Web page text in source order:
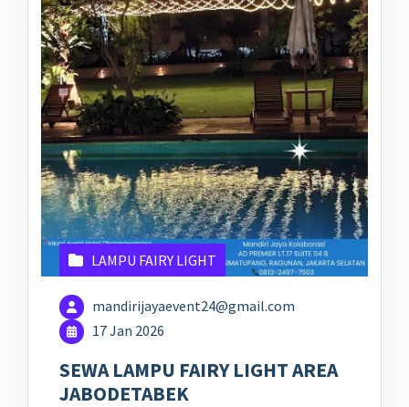
LAMPU FAIRY LIGHT
mandirijayaevent24@gmail.com
17 Jan 2026
SEWA LAMPU FAIRY LIGHT AREA
JABODETABEK